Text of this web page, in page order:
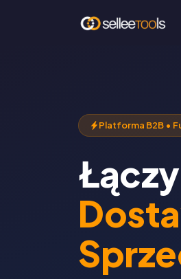
Platforma B2B •